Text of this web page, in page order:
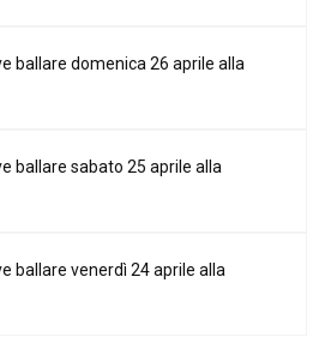
ballare domenica 26 aprile alla
ballare sabato 25 aprile alla
ballare venerdì 24 aprile alla